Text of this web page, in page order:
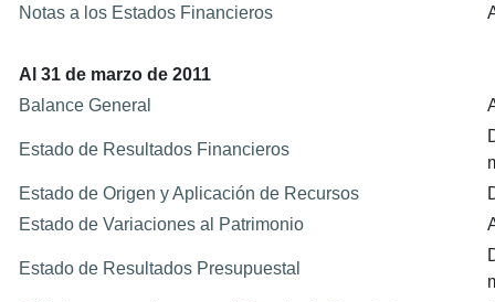
Notas a los Estados Financieros
Al 31 de marzo de 2011
Balance General
Estado de Resultados Financieros
Estado de Origen y Aplicación de Recursos
Estado de Variaciones al Patrimonio
Estado de Resultados Presupuestal